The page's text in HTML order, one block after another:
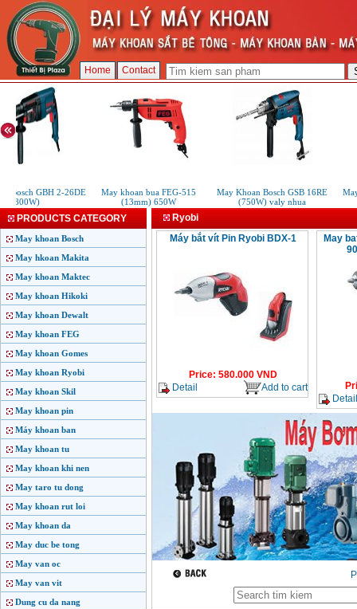
Home Contact
Bosch GBH 2-26DE
(800W)
May khoan bua FEG-515
(13mm) 650W
May Khoan Bosch GSB 16RE
(750W) valy nhua
PRODUCTS CATEGORY
May khoan Bosch
May hkoan Makita
May khoan Maktec
May khoan Hikoki
May khoan Dewalt
May khoan FEG
May khoan Gomes
May khoan Ryobi
May khoan Skil
May khoan pin
Máy khoan ban
May khoan tu
May khoan khi nen
May taro tu dong
May khoan rut loi
May khoan da
May duc be tong
May van oc
May van vit
Dung cu da nang
Ryobi
Máy bắt vít Pin Ryobi BDX-1
Price: 580.000 VND
Detail
Add to cart
May
Detail